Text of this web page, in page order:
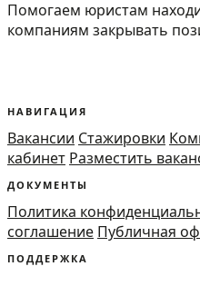
Помогаем юристам
компаниям закрывать
НАВИГАЦИЯ
Вакансии Стажировки
кабинет Разместить
ДОКУМЕНТЫ
Политика
соглашение Публичная
ПОДДЕРЖКА